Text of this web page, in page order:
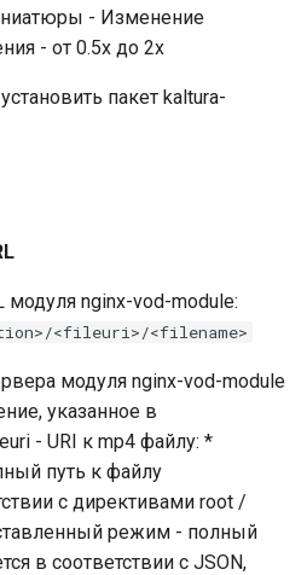
vod_segment_max_frame_count
vod_open_file_thread_pool
vod_performance_counters
- Изменение
- от 0.5x до 2x
пакет kaltura-
модуля nginx-vod-module:
<fileuri>/<filename>
модуля nginx-vod-module
указанное в
- URI к mp4 файлу: *
путь к файлу
с директивами root /
режим - полный
в соответствии с JSON,